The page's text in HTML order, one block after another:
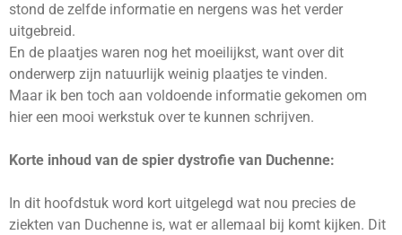
stond de zelfde informatie en nergens was het verder
uitgebreid.
En de plaatjes waren nog het moeilijkst, want over dit
onderwerp zijn natuurlijk weinig plaatjes te vinden.
Maar ik ben toch aan voldoende informatie gekomen om
hier een mooi werkstuk over te kunnen schrijven.
Korte inhoud van de spier dystrofie van Duchenne:
In dit hoofdstuk word kort uitgelegd wat nou precies de
ziekten van Duchenne is, wat er allemaal bij komt kijken. Dit